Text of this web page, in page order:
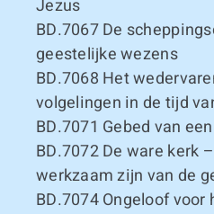
Jezus
BD.7067De
geestelijke wezens
BD.7068 Het
volgelingen in de tijd
BD.7071 Gebed van
BD.7072De ware kerk
werkzaam zijn van de
BD.7074Ongeloof voor